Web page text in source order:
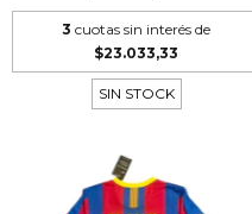
3 cuotas sin interés de
$23.033,33
SIN STOCK